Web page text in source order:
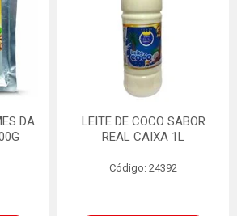
DA
LEITE DE COCO SABOR
REAL CAIXA 1L
Código: 24392